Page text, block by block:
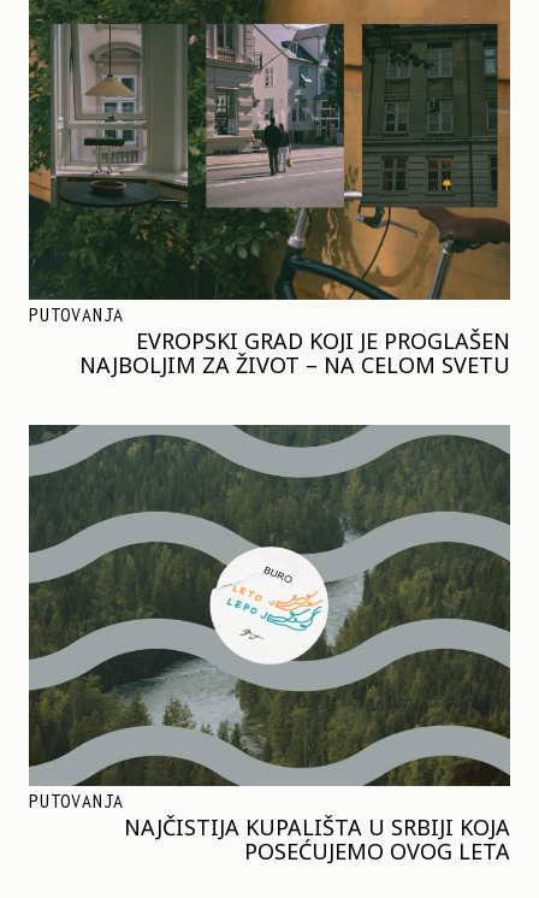
PUTOVANJA
EVROPSKI GRAD KOJI JE PROGLAŠEN
NAJBOLJIM ZA ŽIVOT – NA CELOM SVETU
PUTOVANJA
NAJČISTIJA KUPALIŠTA U SRBIJI KOJA
POSEĆUJEMO OVOG LETA